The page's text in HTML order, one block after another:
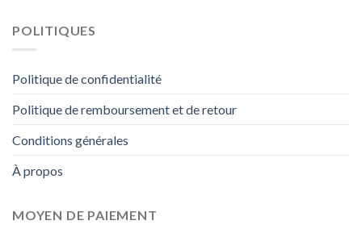
POLITIQUES
Politique de confidentialité
Politique de remboursement et de retour
Conditions générales
À propos
MOYEN DE PAIEMENT